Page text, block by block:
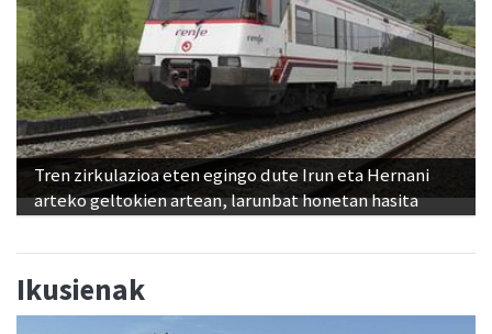
Tren zirkulazioa eten egingo dute Irun eta Hernani
arteko geltokien artean, larunbat honetan hasita
Ikusienak